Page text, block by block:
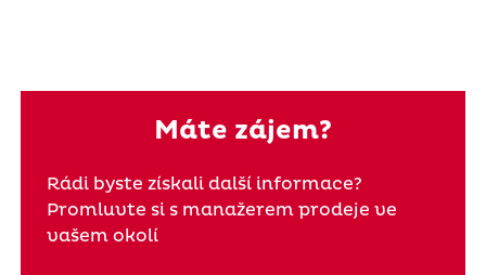
Máte zájem?
Rádi byste získali další informace?
Promluvte si s manažerem prodeje ve
vašem okolí